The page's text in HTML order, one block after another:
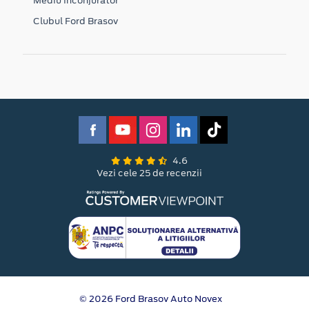
Clubul Ford Brasov
4.6
Vezi cele 25 de recenzii
© 2026 Ford Brasov Auto Novex